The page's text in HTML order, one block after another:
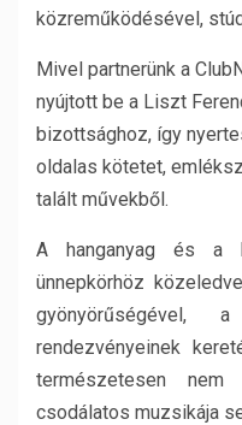
közreműködésével,
Mivel partnerünk a
nyújtott be a Liszt
bizottsághoz, így
oldalas kötetet,
talált művekből.
A hanganyag és a
ünnepkörhöz
gyönyörűségével,
rendezvényeinek
természetesen
csodálatos muzsikája